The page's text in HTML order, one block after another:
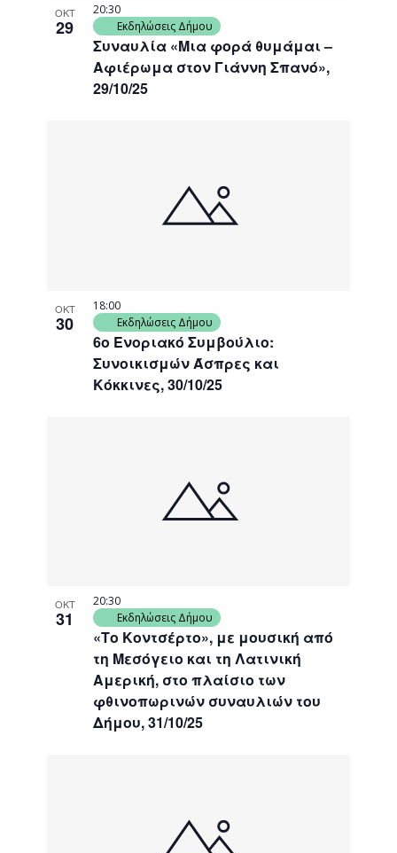
ΟΚΤ
29
Συναυλία «Μια φορά θυμάμαι –
Αφιέρωμα στον Γιάννη Σπανό»,
29/10/25
20:30
Εκδηλώσεις Δήμου
ΟΚΤ
30
6ο Ενοριακό Συμβούλιο:
Συνοικισμών Άσπρες και
Κόκκινες, 30/10/25
18:00
Εκδηλώσεις Δήμου
ΟΚΤ
31
«Το Κοντσέρτο», με μουσική από
τη Μεσόγειο και τη Λατινική
Αμερική, στο πλαίσιο των
φθινοπωρινών συναυλιών του
Δήμου, 31/10/25
20:30
Εκδηλώσεις Δήμου